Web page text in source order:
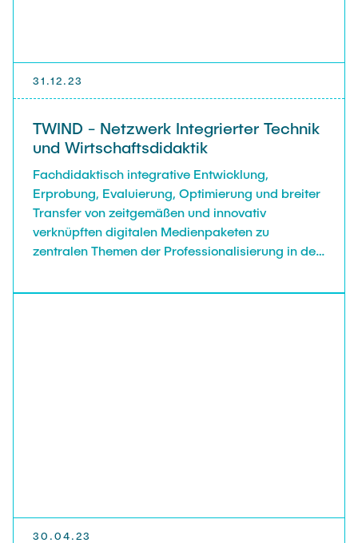
31.12.23
TWIND - Netzwerk Integrierter Technik
und Wirtschaftsdidaktik
Fachdidaktisch integrative Entwicklung,
Erprobung, Evaluierung, Optimierung und breiter
Transfer von zeitgemäßen und innovativ
verknüpften digitalen Medienpaketen zu
zentralen Themen der Professionalisierung in der
30.04.23